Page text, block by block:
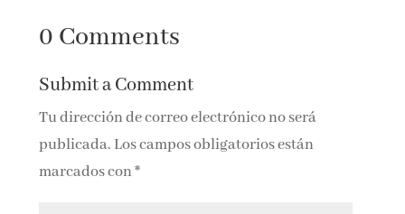
gobernado por el
0 Comments
Submit a Comment
Tu dirección de correo electrónico no será
publicada. Los campos obligatorios están
marcados con*